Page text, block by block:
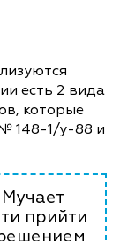
есть 2 вида
которые
148-1/у-88 и
прийти